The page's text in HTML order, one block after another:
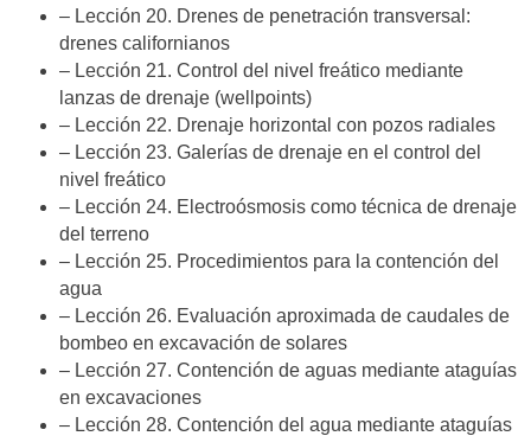
– Lección 20. Drenes de penetración transversal:
drenes californianos
– Lección 21. Control del nivel freático mediante
lanzas de drenaje (wellpoints)
– Lección 22. Drenaje horizontal con pozos radiales
– Lección 23. Galerías de drenaje en el control del
nivel freático
– Lección 24. Electroósmosis como técnica de drenaje
del terreno
– Lección 25. Procedimientos para la contención del
agua
– Lección 26. Evaluación aproximada de caudales de
bombeo en excavación de solares
– Lección 27. Contención de aguas mediante ataguías
en excavaciones
– Lección 28. Contención del agua mediante ataguías